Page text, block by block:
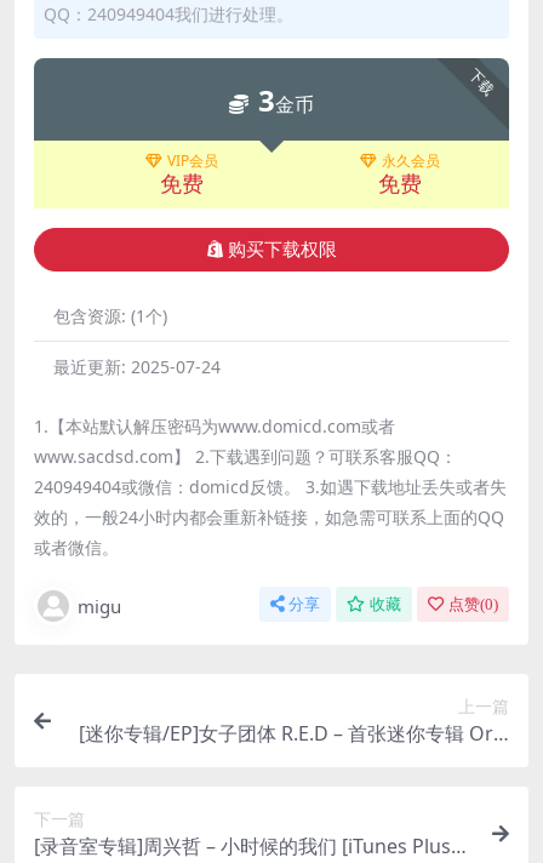
QQ：240949404我们进行处理。
下载
3金币
VIP会员
免费
永久会员
免费
购买下载权限
包含资源: (1个)
最近更新: 2025-07-24
1.【本站默认解压密码为www.domicd.com或者
www.sacdsd.com】 2.下载遇到问题？可联系客服QQ：
240949404或微信：domicd反馈。 3.如遇下载地址丢失或者失
效的，一般24小时内都会重新补链接，如急需可联系上面的QQ
或者微信。
migu 分享 收藏 点赞(0)
上一篇
[迷你专辑/EP]女子团体 R.E.D – 首张迷你专辑 Orie
下一篇
[录音室专辑]周兴哲 – 小时候的我们 [iTunes Plus